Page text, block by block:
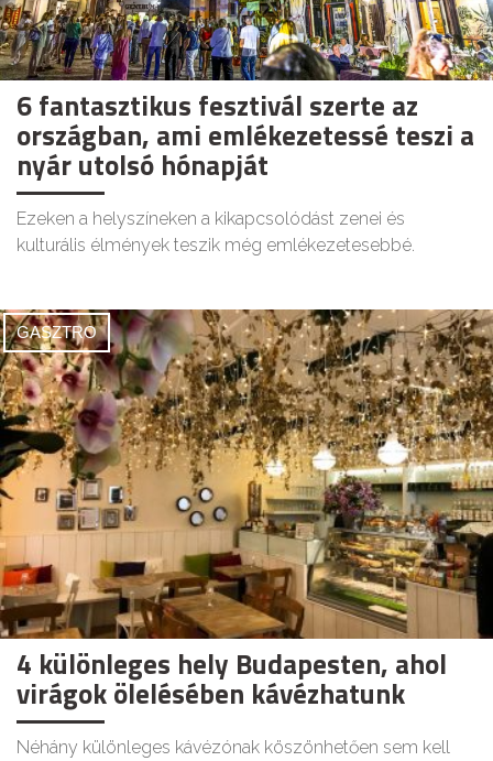
6 fantasztikus fesztivál szerte az
országban, ami emlékezetessé teszi a
nyár utolsó hónapját
Ezeken a helyszíneken a kikapcsolódást zenei és
kulturális élmények teszik még emlékezetesebbé.
GASZTRO
4 különleges hely Budapesten, ahol
virágok ölelésében kávézhatunk
Néhány különleges kávézónak köszönhetően sem kell